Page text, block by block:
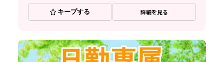
キープする 詳細を見る